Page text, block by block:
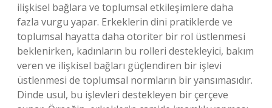
ilişkisel bağlara ve toplumsal etkileşimlere daha
fazla vurgu yapar. Erkeklerin dini pratiklerde ve
toplumsal hayatta daha otoriter bir rol üstlenmesi
beklenirken, kadınların bu rolleri destekleyici, bakım
veren ve ilişkisel bağları güçlendiren bir işlevi
üstlenmesi de toplumsal normların bir yansımasıdır.
Dinde usul, bu işlevleri destekleyen bir çerçeve